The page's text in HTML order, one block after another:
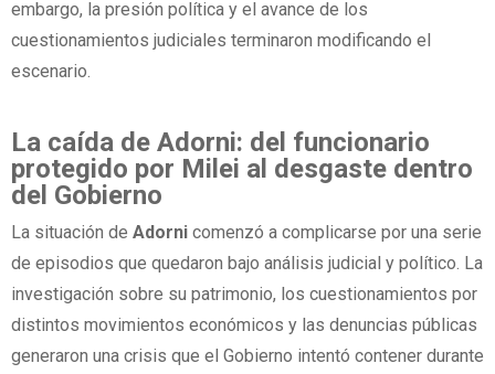
embargo, la presión política y el avance de los
cuestionamientos judiciales terminaron modificando el
escenario.
La caída de Adorni: del funcionario
protegido por Milei al desgaste dentro
del Gobierno
La situación de Adorni comenzó a complicarse por una serie
de episodios que quedaron bajo análisis judicial y político. La
investigación sobre su patrimonio, los cuestionamientos por
distintos movimientos económicos y las denuncias públicas
generaron una crisis que el Gobierno intentó contener durante